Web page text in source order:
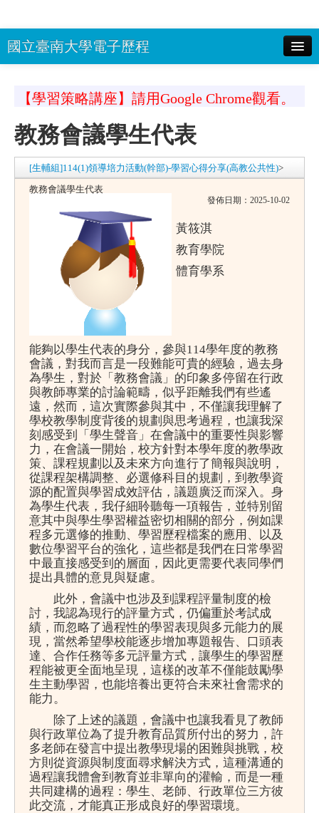
國立臺南大學電子歷程
示密碼 驗證碼： 登入
南大首頁
回EP首頁
【學習策略講座】請用Google Chrome觀看。
教務會議學生代表
[生輔組]114(1)領導培力活動(幹部)-學習心得分享(高教公共性)>
教務會議學生代表
發佈日期：2025-10-02
黃筱淇
教育學院
體育學系
能夠以學生代表的身分，參與114學年度的教務
會議，對我而言是一段難能可貴的經驗，過去身
為學生，對於「教務會議」的印象多停留在行政
與教師專業的討論範疇，似乎距離我們有些遙
遠，然而，這次實際參與其中，不僅讓我理解了
學校教學制度背後的規劃與思考過程，也讓我深
刻感受到「學生聲音」在會議中的重要性與影響
力，在會議一開始，校方針對本學年度的教學政
策、課程規劃以及未來方向進行了簡報與說明，
從課程架構調整、必選修科目的規劃，到教學資
源的配置與學習成效評估，議題廣泛而深入。身
為學生代表，我仔細聆聽每一項報告，並特別留
意其中與學生學習權益密切相關的部分，例如課
程多元選修的推動、學習歷程檔案的應用、以及
數位學習平台的強化，這些都是我們在日常學習
中最直接感受到的層面，因此更需要代表同學們
提出具體的意見與疑慮。
此外，會議中也涉及到課程評量制度的檢
討，我認為現行的評量方式，仍偏重於考試成
績，而忽略了過程性的學習表現與多元能力的展
現，當然希望學校能逐步增加專題報告、口頭表
達、合作任務等多元評量方式，讓學生的學習歷
程能被更全面地呈現，這樣的改革不僅能鼓勵學
生主動學習，也能培養出更符合未來社會需求的
能力。
除了上述的議題，會議中也讓我看見了教師
與行政單位為了提升教育品質所付出的努力，許
多老師在發言中提出教學現場的困難與挑戰，校
方則從資源與制度面尋求解決方式，這種溝通的
過程讓我體會到教育並非單向的灌輸，而是一種
共同建構的過程：學生、老師、行政單位三方彼
此交流，才能真正形成良好的學習環境。